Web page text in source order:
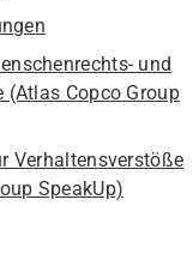
und
(Atlas Copco Group
Verhaltensverstöße
SpeakUp)